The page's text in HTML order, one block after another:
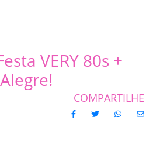
VERY 80s +
COMPARTILHE